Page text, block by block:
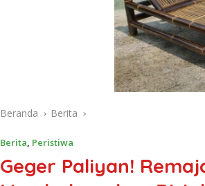
Beranda Berita
Berita, Peristiwa
Geger Paliyan!